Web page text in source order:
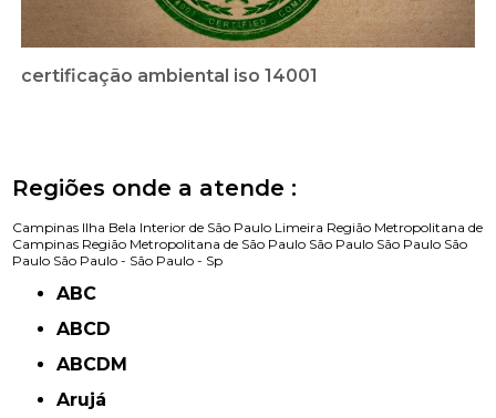
certificação ambiental iso 14001
Regiões onde a atende :
Campinas Ilha Bela Interior de São Paulo Limeira Região Metropolitana de
Campinas Região Metropolitana de São Paulo São Paulo São Paulo São
Paulo São Paulo - São Paulo - Sp
ABC
ABCD
ABCDM
Arujá